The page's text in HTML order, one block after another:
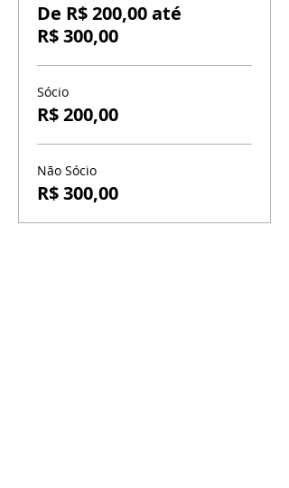
De R$ 200,00 até
R$ 300,00
Sócio
R$ 200,00
Não Sócio
R$ 300,00